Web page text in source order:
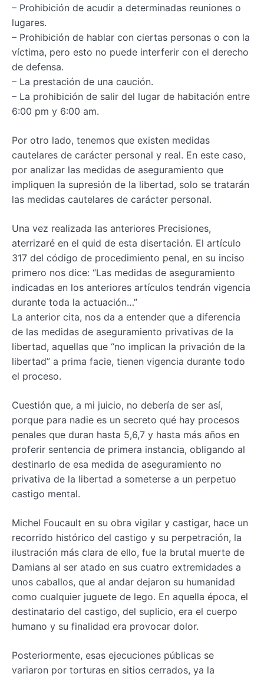
– Prohibición de acudir a determinadas reuniones o
lugares.
– Prohibición de hablar con ciertas personas o con la
víctima, pero esto no puede interferir con el derecho
de defensa.
– La prestación de una caución.
– La prohibición de salir del lugar de habitación entre
6:00 pm y 6:00 am.
Por otro lado, tenemos que existen medidas
cautelares de carácter personal y real. En este caso,
por analizar las medidas de aseguramiento que
impliquen la supresión de la libertad, solo se tratarán
las medidas cautelares de carácter personal.
Una vez realizada las anteriores Precisiones,
aterrizaré en el quid de esta disertación. El artículo
317 del código de procedimiento penal, en su inciso
primero nos dice: “Las medidas de aseguramiento
indicadas en los anteriores artículos tendrán vigencia
durante toda la actuación…”
La anterior cita, nos da a entender que a diferencia
de las medidas de aseguramiento privativas de la
libertad, aquellas que “no implican la privación de la
libertad” a prima facie, tienen vigencia durante todo
el proceso.
Cuestión que, a mi juicio, no debería de ser así,
porque para nadie es un secreto qué hay procesos
penales que duran hasta 5,6,7 y hasta más años en
proferir sentencia de primera instancia, obligando al
destinarlo de esa medida de aseguramiento no
privativa de la libertad a someterse a un perpetuo
castigo mental.
Michel Foucault en su obra vigilar y castigar, hace un
recorrido histórico del castigo y su perpetración, la
ilustración más clara de ello, fue la brutal muerte de
Damians al ser atado en sus cuatro extremidades a
unos caballos, que al andar dejaron su humanidad
como cualquier juguete de lego. En aquella época, el
destinatario del castigo, del suplicio, era el cuerpo
humano y su finalidad era provocar dolor.
Posteriormente, esas ejecuciones públicas se
variaron por torturas en sitios cerrados, ya la